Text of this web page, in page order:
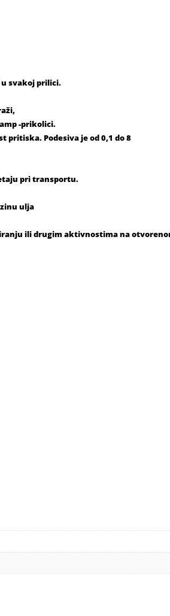
u svakoj prilici.
-prikolici.
Podesiva je od 0,1 do 8
pri transportu.
ulja
ili drugim aktivnostima na